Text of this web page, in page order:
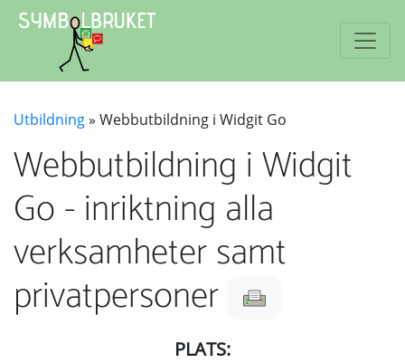
Utbildning» Webbutbildning i Widgit Go
Webbutbildning i Widgit
Go - inriktning alla
verksamheter samt
privatpersoner
PLATS: